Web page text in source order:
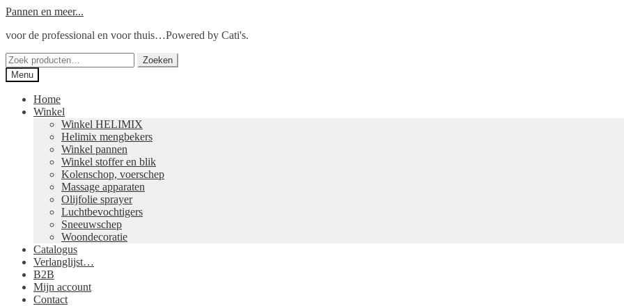
Ga
naar
Ga
de
Pannen en meer...
voor de professional en voor thuis…Powered by Cati's.
Zoeken
naar:
Zoeken
Menu
Home
Winkel
Winkel HELIMIX
Helimix mengbekers
Winkel pannen
Winkel stoffer en blik
Kolenschop, voerschep
Massage apparaten
Olijfolie sprayer
Luchtbevochtigers
Sneeuwschep
Woondecoratie
Catalogus
Verlanglijst…
B2B
Mijn account
Contact